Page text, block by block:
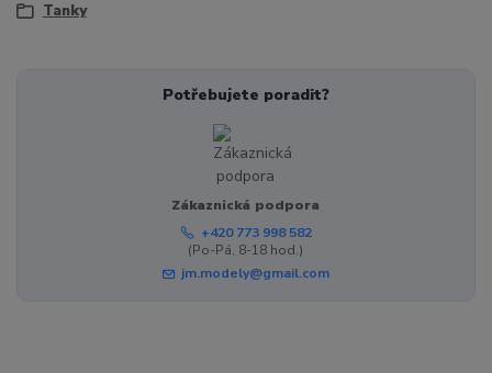
Tanky
Potřebujete poradit?
Zákaznická podpora
+420 773 998 582
(Po-Pá, 8-18 hod.)
jm.modely@gmail.com